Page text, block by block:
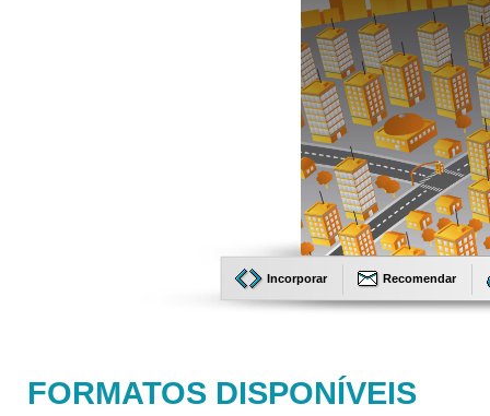
Incorporar Recomendar
FORMATOS DISPONÍVEIS